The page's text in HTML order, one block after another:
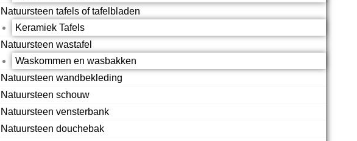
Natuursteen tafels of tafelbladen
Keramiek Tafels
Natuursteen wastafel
Waskommen en wasbakken
Natuursteen wandbekleding
Natuursteen schouw
Natuursteen vensterbank
Natuursteen douchebak